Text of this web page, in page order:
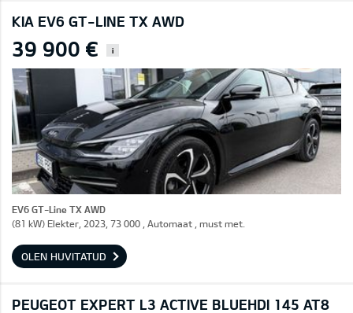
KIA EV6 GT-LINE TX AWD
39 900 € i
EV6 GT-Line TX AWD
(81 kW) Elekter, 2023, 73 000 , Automaat , must met.
OLEN HUVITATUD
PEUGEOT EXPERT L3 ACTIVE BLUEHDI 145 AT8